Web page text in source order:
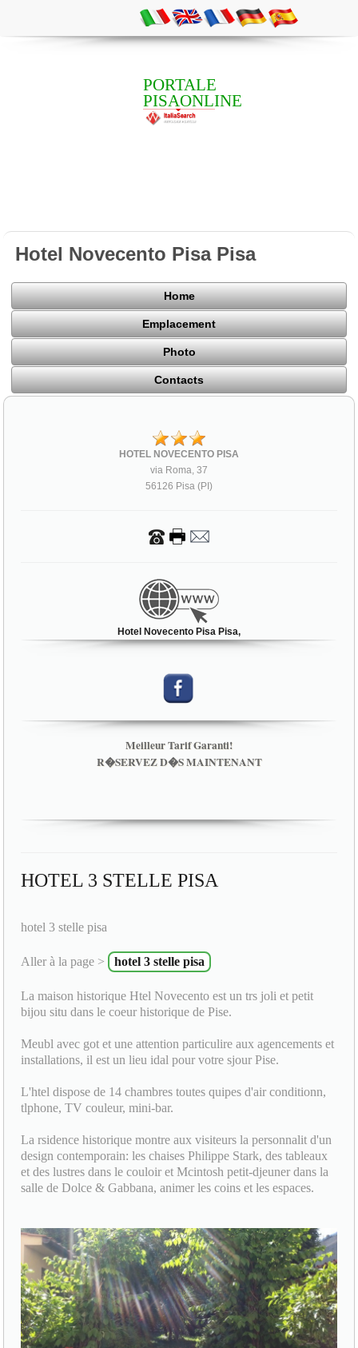
PORTALE
PISAONLINE
Hotel Novecento Pisa Pisa
Home
Emplacement
Photo
Contacts
HOTEL NOVECENTO PISA
via Roma, 37
56126 Pisa (PI)
Hotel Novecento Pisa Pisa,
Meilleur Tarif Garanti!
R�SERVEZ D�S MAINTENANT
HOTEL 3 STELLE PISA
hotel 3 stelle pisa
Aller à la page > hotel 3 stelle pisa
La maison historique Htel Novecento est un trs joli et petit
bijou situ dans le coeur historique de Pise.
Meubl avec got et une attention particulire aux agencements et
installations, il est un lieu idal pour votre sjour Pise.
L'htel dispose de 14 chambres toutes quipes d'air conditionn,
tlphone, TV couleur, mini-bar.
La rsidence historique montre aux visiteurs la personnalit d'un
design contemporain: les chaises Philippe Stark, des tableaux
et des lustres dans le couloir et Mcintosh petit-djeuner dans la
salle de Dolce & Gabbana, animer les coins et les espaces.